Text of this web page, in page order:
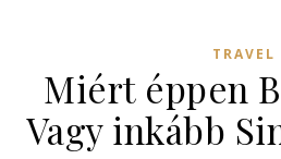
TRAVEL
Miért éppen
Vagy inkább